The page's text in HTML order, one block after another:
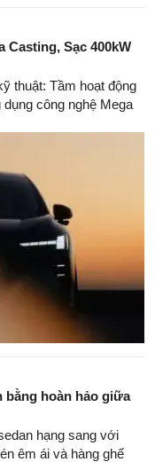
Casting, Sạc 400kW
thuật: Tầm hoạt động
công nghệ Mega
bằng hoàn hảo giữa
hạng sang với
êm ái và hàng ghế